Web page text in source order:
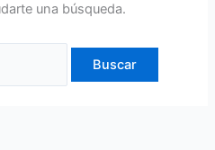
una búsqueda.